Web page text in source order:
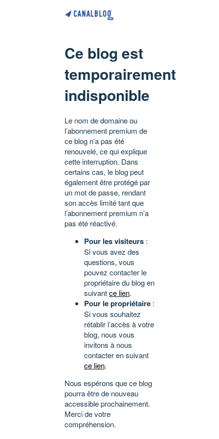
Ce blog est
temporairement
indisponible
Le nom de domaine ou
l’abonnement premium de
ce blog n’a pas été
renouvelé, ce qui explique
cette interruption. Dans
certains cas, le blog peut
également être protégé par
un mot de passe, rendant
son accès limité tant que
l’abonnement premium n’a
pas été réactivé.
Pour les visiteurs :
Si vous avez des
questions, vous
pouvez contacter le
propriétaire du blog en
suivantce lien.
Pour le propriétaire :
Si vous souhaitez
rétablir l’accès à votre
blog, nous vous
invitons à nous
contacter en suivant
ce lien.
Nous espérons que ce blog
pourra être de nouveau
accessible prochainement.
Merci de votre
compréhension.